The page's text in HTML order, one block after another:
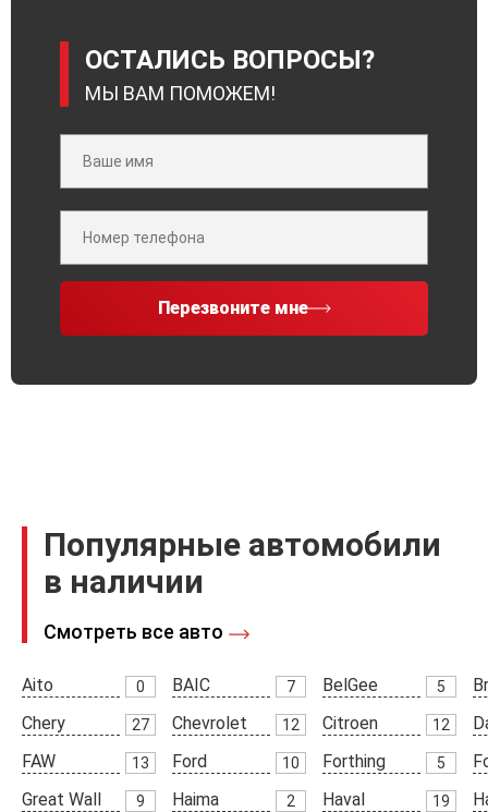
ОСТАЛИСЬ ВОПРОСЫ?
МЫ ВАМ ПОМОЖЕМ!
Перезвоните мне
Популярные автомобили
в наличии
Смотреть все авто
Aito 0 BAIC 7 BelGee 5
Chery
27 Chevrolet 12 Citroen 12
FAW
13 Ford 10 Forthing 5
Great Wall
9 Haima 2 Haval 19